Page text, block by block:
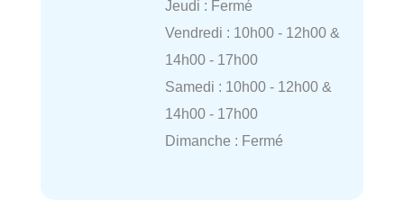
Jeudi : Fermé
Vendredi : 10h00 - 12h00 &
14h00 - 17h00
Samedi : 10h00 - 12h00 &
14h00 - 17h00
Dimanche : Fermé